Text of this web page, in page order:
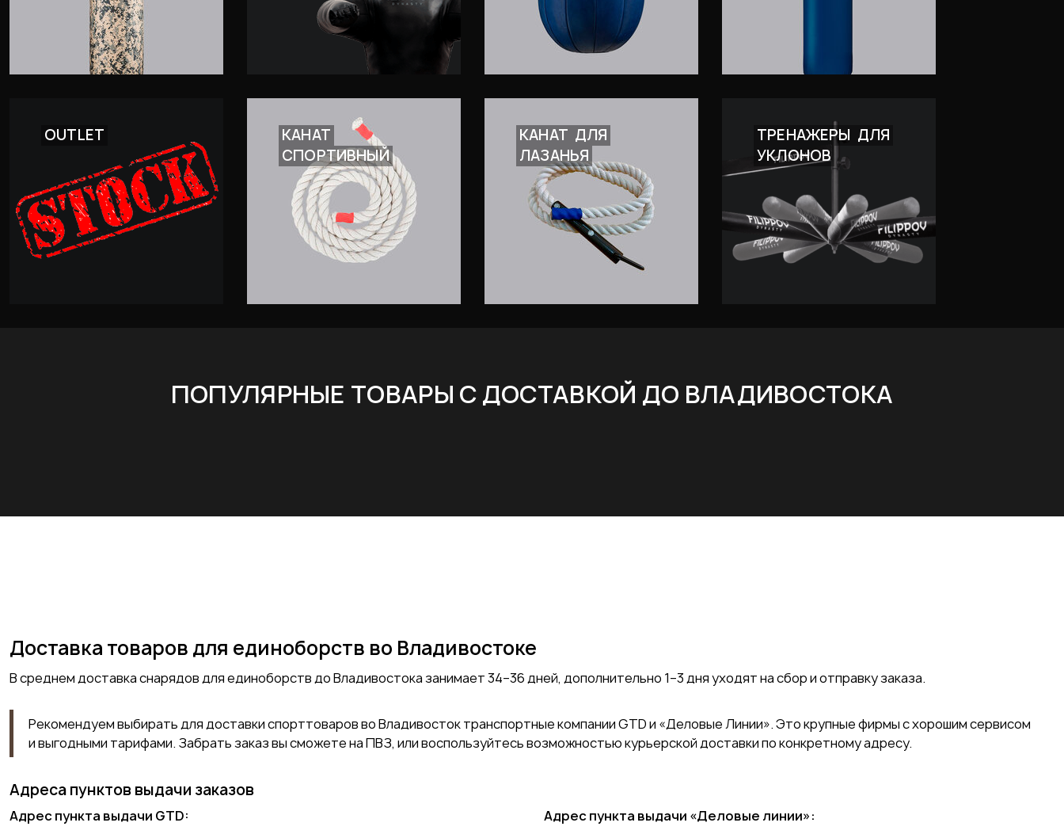
OUTLET
КАНАТ
СПОРТИВНЫЙ
КАНАТ ДЛЯ
ЛАЗАНЬЯ
ТРЕНАЖЕРЫ ДЛЯ
УКЛОНОВ
ПОПУЛЯРНЫЕ ТОВАРЫ С ДОСТАВКОЙ ДО ВЛАДИВОСТОКА
Доставка товаров для единоборств во Владивостоке
В среднем доставка снарядов для единоборств до Владивостока занимает 34–36 дней, дополнительно 1–3 дня уходят на сбор и отправку заказа.
Рекомендуем выбирать для доставки спорттоваров во Владивосток транспортные компании GTD и «Деловые Линии». Это крупные фирмы с хорошим сервисом
и выгодными тарифами. Забрать заказ вы сможете на ПВЗ, или воспользуйтесь возможностью курьерской доставки по конкретному адресу.
Адреса пунктов выдачи заказов
Адрес пункта выдачи GTD: Адрес пункта выдачи «Деловые линии»: